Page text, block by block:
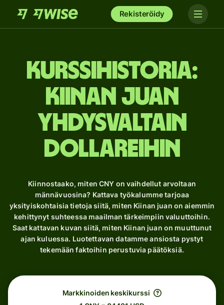
Rekisteröidy
Kurssihistoria:
Kiinan juan
Yhdysvaltain
dollareihin
Kiinnostaako, miten CNY on vaihdellut arvoltaan
männävuosina? Kattava työkalumme tarjoaa
yksityiskohtaisia ​​tietoja siitä, miten Kiinan juan on aiemmin
kehittynyt suhteessa maailman tärkeimpiin valuuttoihin.
Saat kattavan kuvan siitä, miten Kiinan juan on muuttunut
ajan kuluessa. Luotettavan datamme ansiosta pystyt
tekemään faktoihin perustuvia päätöksiä.
Markkinoiden keskikurssi